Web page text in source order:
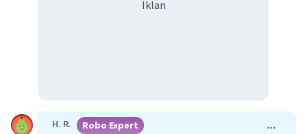
Iklan
H. R. Robo Expert